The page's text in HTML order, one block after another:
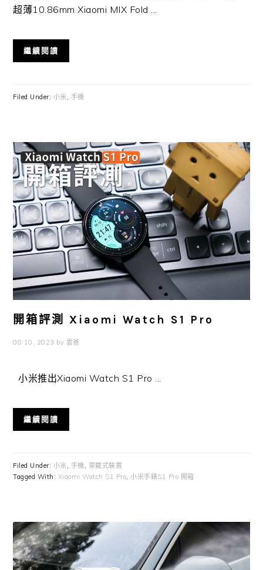
超薄10.86mm Xiaomi MIX Fold ...
繼續閱讀
Filed Under: 小米, 手機
開箱評測 Xiaomi Watch S1 Pro
08 10, 2023 by 雲爸
小米推出Xiaomi Watch S1 Pro ...
繼續閱讀
Filed Under: 小米, 手機, 穿戴式裝置
Tagged With: Xiaomi Watch S1 Pro,小米手錶S1 Pro 開箱